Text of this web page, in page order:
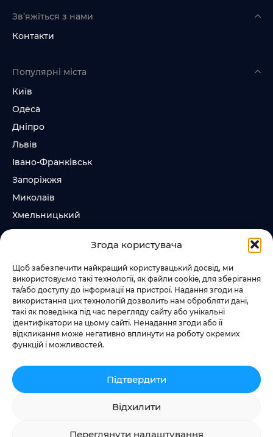
Згода користувача
Щоб забезпечити найкращий користувацький досвід, ми
використовуємо такі технології, як файли cookie, для зберігання
та/або доступу до інформації на пристрої. Надання згоди на
використання цих технологій дозволить нам обробляти дані,
такі як поведінка під час перегляду сайту або унікальні
ідентифікатори на цьому сайті. Ненадання згоди або її
відкликання може негативно вплинути на роботу окремих
функцій і можливостей.
Підтвердити
Відхилити
Переглянути налаштування
Зв’яжіться з нами
Контакти
Популярні міста
Київ
Одеса
Дніпро
Львів
Івано-Франківськ
Запоріжжя
Миколаїв
Хмельницький
Суми
Слідкувати за нами
+38 073 185 81 11
+38 067 457 86 44
Додати квест